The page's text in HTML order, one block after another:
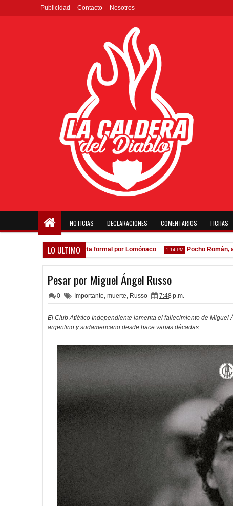
Publicidad Contacto Nosotros
NOTICIAS DECLARACIONES COMENTARIOS FICHAS
LO ULTIMO
A la espera de la oferta formal por Lomónaco 1:14 PM Pocho Román, al
Pesar por Miguel Ángel Russo
0 Importante, muerte, Russo 7:48 p.m.
El Club Atlético Independiente lamenta el fallecimiento de
argentino y sudamericano desde hace varias décadas.